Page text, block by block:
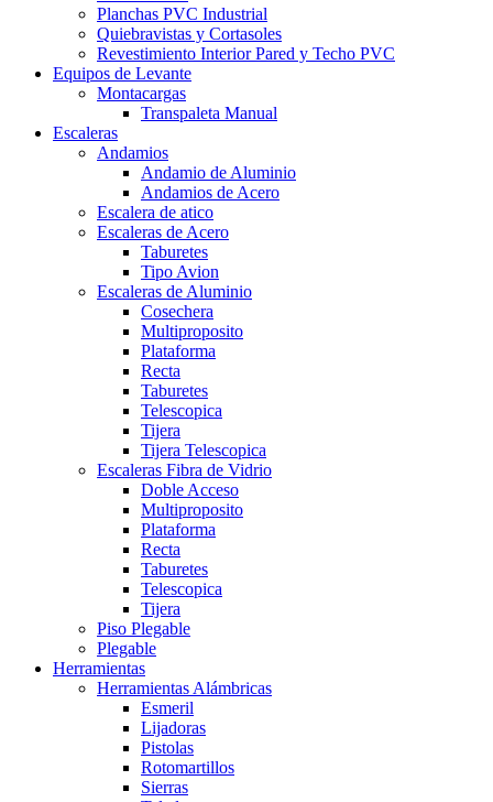
Planchas PVC Industrial
Quiebravistas y Cortasoles
Revestimiento Interior Pared y Techo PVC
Equipos de Levante
Montacargas
Transpaleta Manual
Escaleras
Andamios
Andamio de Aluminio
Andamios de Acero
Escalera de atico
Escaleras de Acero
Taburetes
Tipo Avion
Escaleras de Aluminio
Cosechera
Multiproposito
Plataforma
Recta
Taburetes
Telescopica
Tijera
Tijera Telescopica
Escaleras Fibra de Vidrio
Doble Acceso
Multiproposito
Plataforma
Recta
Taburetes
Telescopica
Tijera
Piso Plegable
Plegable
Herramientas
Herramientas Alámbricas
Esmeril
Lijadoras
Pistolas
Rotomartillos
Sierras